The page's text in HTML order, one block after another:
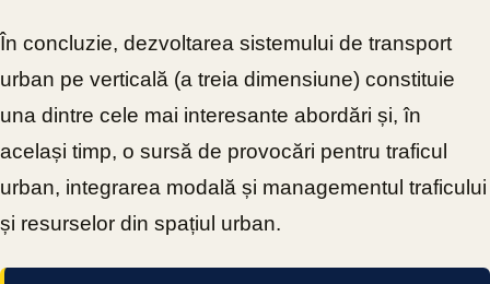
În concluzie, dezvoltarea sistemului de transport
urban pe verticală (a treia dimensiune) constituie
una dintre cele mai interesante abordări și, în
același timp, o sursă de provocări pentru traficul
urban, integrarea modală și managementul traficului
și resurselor din spațiul urban.